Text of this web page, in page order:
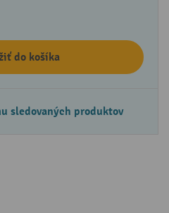
do košíka
sledovaných produktov